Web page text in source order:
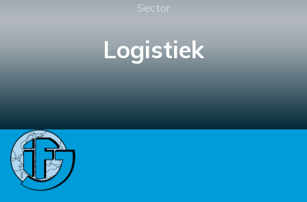
Sector
Logistiek